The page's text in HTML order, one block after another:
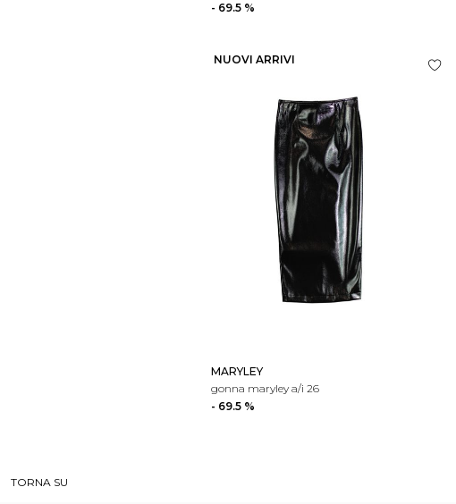
- 69.5 %
NUOVI ARRIVI
MARYLEY
gonna maryley a/i 26
- 69.5 %
TORNA SU